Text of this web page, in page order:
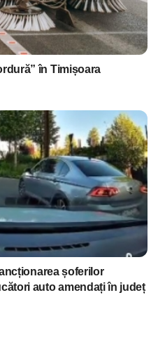
în Timișoara
șoferilor
auto amendați în județ